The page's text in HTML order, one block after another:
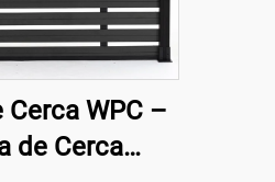
Cerca WPC –
de Cerca